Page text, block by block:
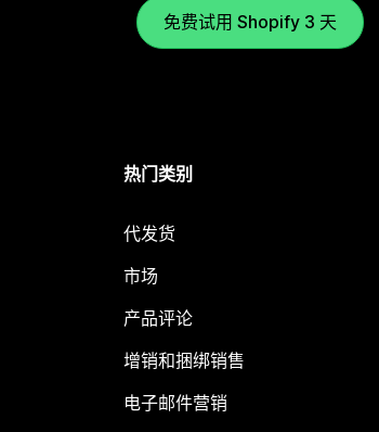
免费试用 Shopify 3 天
热门类别
代发货
市场
产品评论
增销和捆绑销售
电子邮件营销